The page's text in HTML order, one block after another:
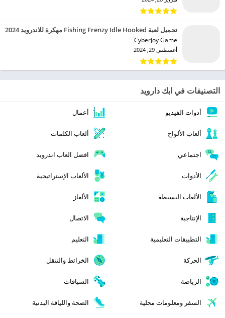
تحميل لعبة Fishing Frenzy Idle Hooked مهكرة للاندرويد 2024
CyberJoy Game‏
أغسطس 29, 2024
التصنيفات في ابك دارويد
أدوات الفيديو أعمال
ألعاب الألواح ألعاب الكلمات
اجتماعي افضل العاب اندرويد
الأدوات الألعاب الإستراتيجية
الألعاب البسيطة الألغاز
الإنتاجية الاتصال
التطبيقات التعليمية التعليم
الحركة الخرائط والتنقل
الرياضة السباقات
السفر ومعلومات محلية الصحة واللياقة البدنية